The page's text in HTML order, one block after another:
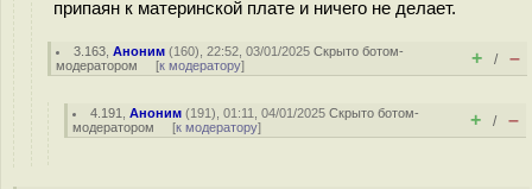
припаян к материнской плате и ничего не делает.
3.163 ,Аноним (160), 22:52, 03/01/2025Скрыто ботом-
модератором [к модератору] + / –
4.191 ,Аноним (191), 01:11, 04/01/2025Скрыто ботом-
модератором [к модератору] + / –